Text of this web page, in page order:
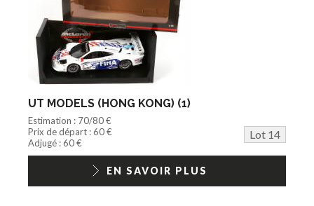
UT MODELS (HONG KONG) (1)
Estimation : 70/80 €
Prix de départ : 60 €
Lot 14
Adjugé : 60 €
EN SAVOIR PLUS